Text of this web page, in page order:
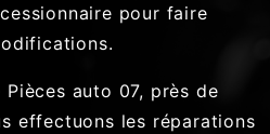
pour faire
Pièces auto 07, près de
effectuons les réparations